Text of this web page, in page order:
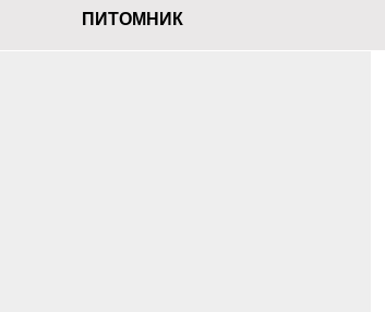
ПИТОМНИК